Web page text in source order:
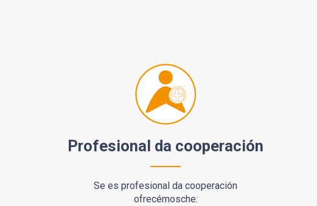
Profesional da cooperación
Se es profesional da cooperación
ofrecémosche: